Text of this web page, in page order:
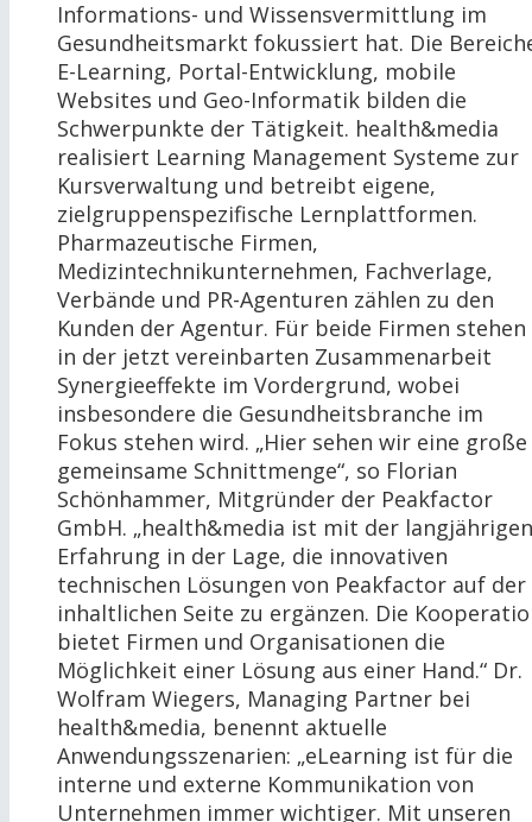
Informations- und Wissensvermittlung im
Gesundheitsmarkt fokussiert hat. Die
E-Learning, Portal-Entwicklung, mobile
Websites und Geo-Informatik bilden die
Schwerpunkte der Tätigkeit. health&media
realisiert Learning Management Systeme zur
Kursverwaltung und betreibt eigene,
zielgruppenspezifische Lernplattformen.
Pharmazeutische Firmen,
Medizintechnikunternehmen, Fachverlage,
Verbände und PR-Agenturen zählen zu den
Kunden der Agentur. Für beide Firmen stehen
in der jetzt vereinbarten Zusammenarbeit
Synergieeffekte im Vordergrund, wobei
insbesondere die Gesundheitsbranche im
Fokus stehen wird. „Hier sehen wir eine große
gemeinsame Schnittmenge“, so Florian
Schönhammer, Mitgründer der Peakfactor
GmbH. „health&media ist mit der langjährigen
Erfahrung in der Lage, die innovativen
technischen Lösungen von Peakfactor auf der
inhaltlichen Seite zu ergänzen. Die
bietet Firmen und Organisationen die
Möglichkeit einer Lösung aus einer Hand.“ Dr.
Wolfram Wiegers, Managing Partner bei
health&media, benennt aktuelle
Anwendungsszenarien: „eLearning ist für die
interne und externe Kommunikation von
Unternehmen immer wichtiger. Mit unseren